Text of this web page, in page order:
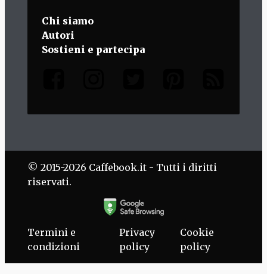
Chi siamo
Autori
Sostieni e partecipa
© 2015-2026 Caffebook.it - Tutti i diritti
riservati.
Termini e
condizioni
Privacy
policy
Cookie
policy